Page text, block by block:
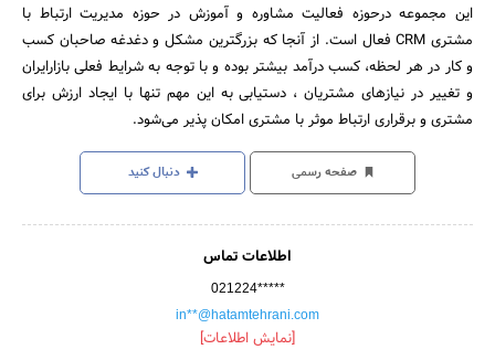
این مجموعه درحوزه فعالیت مشاوره و آموزش در حوزه مدیریت ارتباط با
مشتری CRM فعال است. از آنجا که بزرگترین مشکل و دغدغه صاحبان کسب
و کار در هر لحظه، کسب درآمد بیشتر بوده و با توجه به شرایط فعلی بازارایران
و تغییر در نیازهای مشتریان ، دستیابی به این مهم تنها با ایجاد ارزش برای
مشتری و برقراری ارتباط موثر با مشتری امکان پذیر می‌شود.
صفحه رسمی دنبال کنید
اطلاعات تماس
021224*****
in**@hatamtehrani.com
[نمایش اطلاعات]